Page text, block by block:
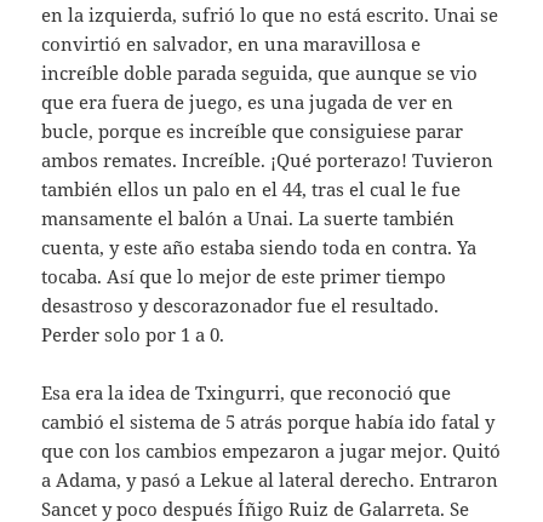
en la izquierda, sufrió lo que no está escrito. Unai se
convirtió en salvador, en una maravillosa e
increíble doble parada seguida, que aunque se vio
que era fuera de juego, es una jugada de ver en
bucle, porque es increíble que consiguiese parar
ambos remates. Increíble. ¡Qué porterazo! Tuvieron
también ellos un palo en el 44, tras el cual le fue
mansamente el balón a Unai. La suerte también
cuenta, y este año estaba siendo toda en contra. Ya
tocaba. Así que lo mejor de este primer tiempo
desastroso y descorazonador fue el resultado.
Perder solo por 1 a 0.
Esa era la idea de Txingurri, que reconoció que
cambió el sistema de 5 atrás porque había ido fatal y
que con los cambios empezaron a jugar mejor. Quitó
a Adama, y pasó a Lekue al lateral derecho. Entraron
Sancet y poco después Íñigo Ruiz de Galarreta. Se